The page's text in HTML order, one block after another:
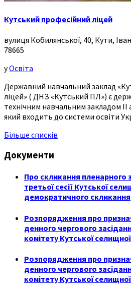
Кутський професійний ліцей
вулиця Кобилянської, 40, Кути,
78665
уОсвіта
Державний навчальний заклад
ліцей» ( ДНЗ «Кутський ПЛ») є
технічним навчальним закладом ІІ
який входить до системи освіти
Більше списків
Документи
Про скликання пленарного
третьої сесії Кутської
демократичного скликання
Розпорядження про
денного чергового
комітету Кутської
Розпорядження про
денного чергового
комітету Кутської